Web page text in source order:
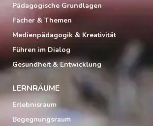
Pädagogische Grundlagen
Fächer & Themen
Medienpädagogik & Kreativität
Führen im Dialog
Gesundheit & Entwicklung
LERNRÄUME
Erlebnisraum
Begegnungsraum